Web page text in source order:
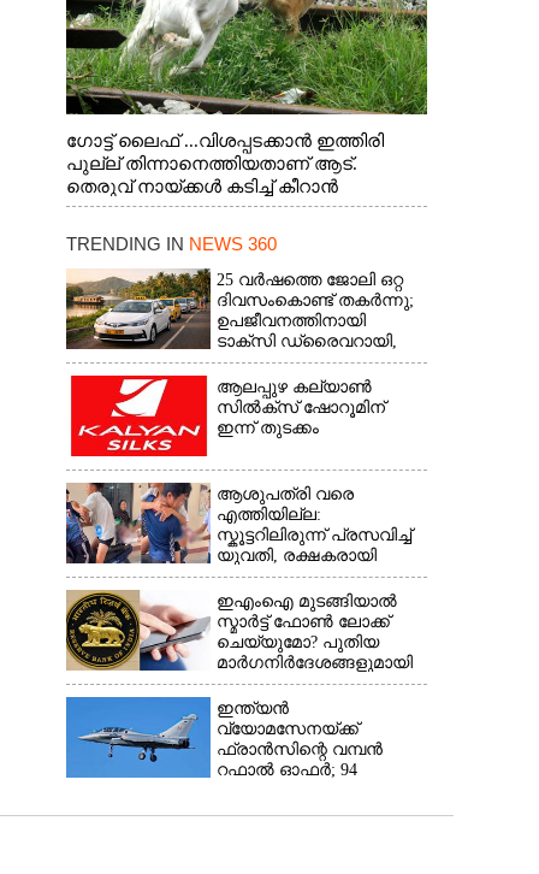
ഗോട്ട് ലൈഫ് ...വിശപ്പടക്കാൻ ഇത്തിരി
പുല്ല് തിന്നാനെത്തിയതാണ് ആട്.
തെരുവ് നായ്ക്കൾ കടിച്ച് കീറാൻ
വന്നതോടെ വയറിന്റെ ആന്തൽ മറന്ന്
വാത്തുരുത്തിയിൽ നിന്നുള്ള കാഴ്ച
TRENDING IN NEWS 360
25 വർഷത്തെ ജോലി ഒറ്റ
ദിവസംകൊണ്ട് തകർന്നു;
ഉപജീവനത്തിനായി
ടാക്‌സി ഡ്രൈവറായി,​
അനുഭവം പങ്കുവച്ച് യുവതി
ആലപ്പുഴ കല്യാൺ
സിൽക്‌സ് ഷോറൂമിന്
ഇന്ന് തുടക്കം
ആശുപത്രി വരെ
എത്തിയില്ല:
സ്കൂട്ടറിലിരുന്ന് പ്രസവിച്ച്
യുവതി, രക്ഷകരായി
ജീവനക്കാർ
ഇഎംഐ മുടങ്ങിയാൽ
സ്മാർട്ട് ഫോൺ ലോക്ക്
ചെയ്യുമോ? പുതിയ
മാർഗനിർദേശങ്ങളുമായി
ആർബിഐ
ഇന്ത്യൻ
വ്യോമസേനയ്‌ക്ക്
ഫ്രാൻസിന്റെ വമ്പൻ
റഫാൽ ഓഫർ; 94
ഇന്ത്യയിൽതന്നെ